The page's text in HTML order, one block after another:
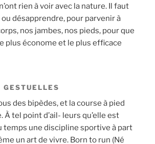
rien à voir avec la nature. Il faut
désapprendre, pour parvenir à
nos jambes, nos pieds, pour que
plus économe et le plus efficace
des bipèdes, et la course à pied
À tel point d’ail- leurs qu’elle est
temps une discipline sportive à part
un art de vivre. Born to run (Né